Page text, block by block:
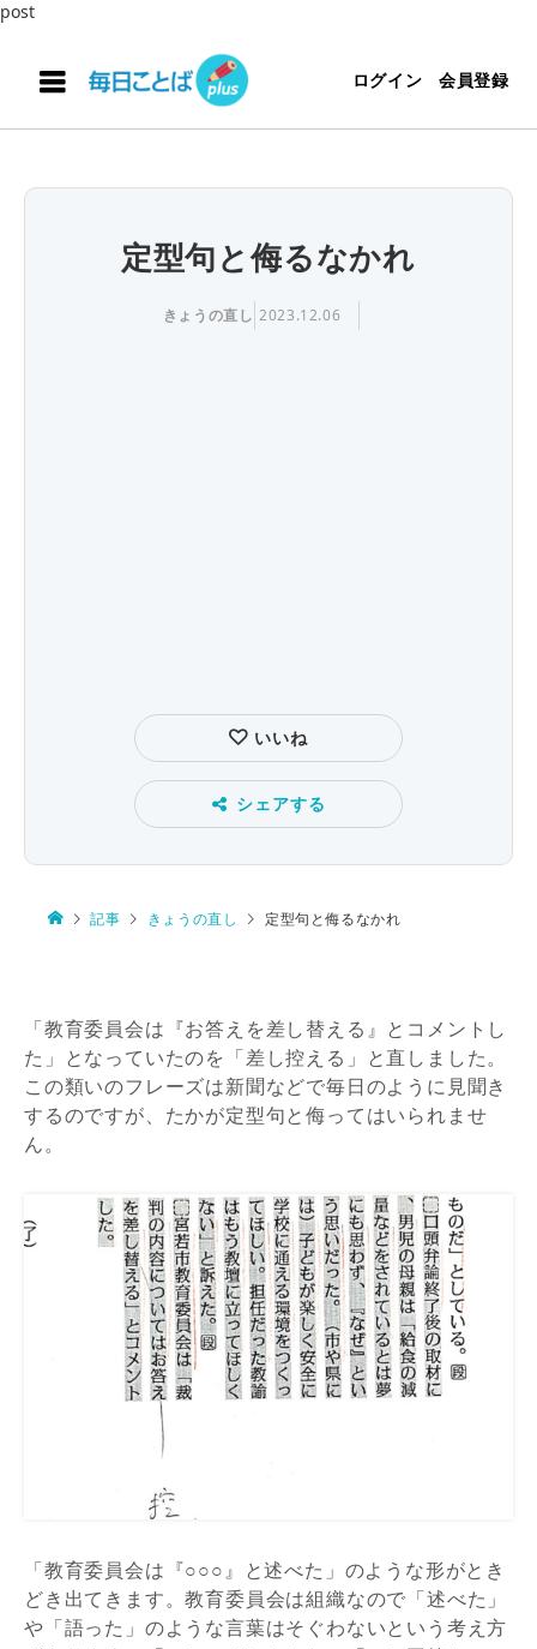
post
ログイン 会員登録
定型句と侮るなかれ
きょうの直し 2023.12.06
いいね
シェアする
記事 きょうの直し 定型句と侮るなかれ
「教育委員会は『お答えを差し替える』とコメントし
た」となっていたのを「差し控える」と直しました。
この類いのフレーズは新聞などで毎日のように見聞き
するのですが、たかが定型句と侮ってはいられませ
ん。
「教育委員会は『○○○』と述べた」のような形がとき
どき出てきます。教育委員会は組織なので「述べた」
や「語った」のような言葉はそぐわないという考え方